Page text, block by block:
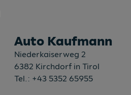
Auto Kaufmann
Niederkaiserweg 2
6382 Kirchdorf in Tirol
Tel.: +43 5352 65955